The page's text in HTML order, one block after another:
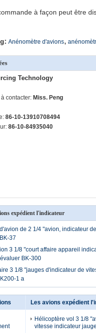
à façon peut être
Anénomètre d'avions,
Technology
contacter: Miss. Peng
86-10-13910708494
86-10-84935040
expédient l'indicateur
de 2 1/4 "avion, indicateur
37
3 1/8 "court affaire appareil
BK-300
3 1/8 "jauges d'indicateur de
1 a
Les avions expédient
Hélicoptère vol 3 1/8
vitesse indicateur